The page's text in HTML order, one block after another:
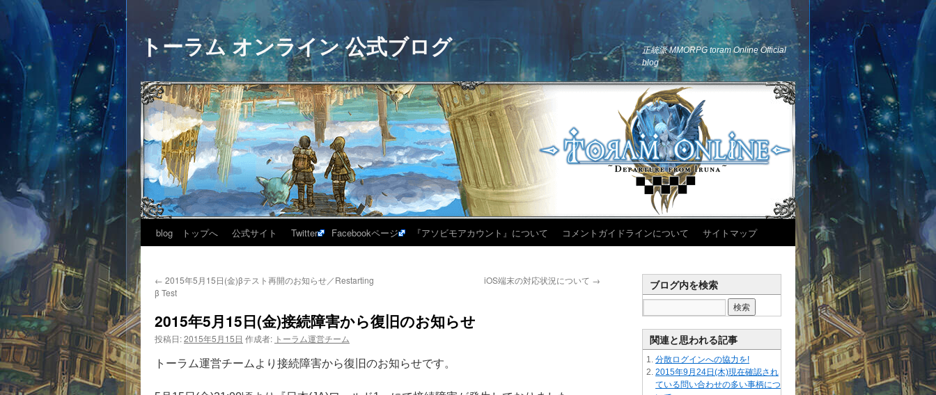
トーラム オンライン 公式ブログ
正統派 MMORPG toram Online Official
blog
blog トップへ 公式サイト Twitter Facebookページ 『アソビモアカウント』について コメントガイドラインについて サイトマップ
← 2015年5月15日(金)βテスト再開のお知らせ／Restarting
β Test
iOS端末の対応状況について →
2015年5月15日(金)接続障害から復旧のお知らせ
投稿日:2015年5月15日 作成者: トーラム運営チーム
トーラム運営チームより接続障害から復旧のお知らせです。
ブログ内を検索
関連と思われる記事
分散ログインへの協力を!
2015年9月24日(木)現在確認され
ている問い合わせの多い事柄につ